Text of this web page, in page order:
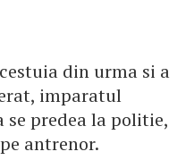
din urma si a
imparatul
se predea la politie,
antrenor.